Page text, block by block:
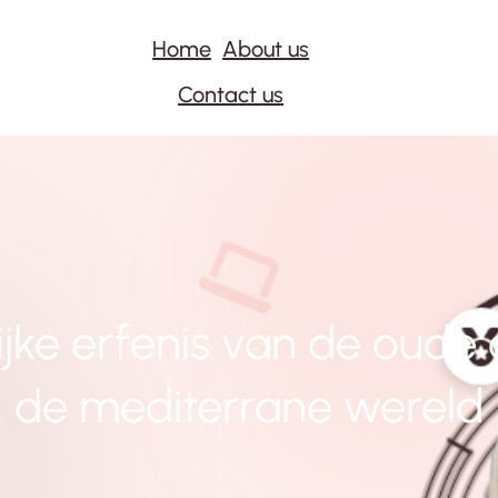
Home About us
Contact us
erfenis van de oude
de mediterrane wereld